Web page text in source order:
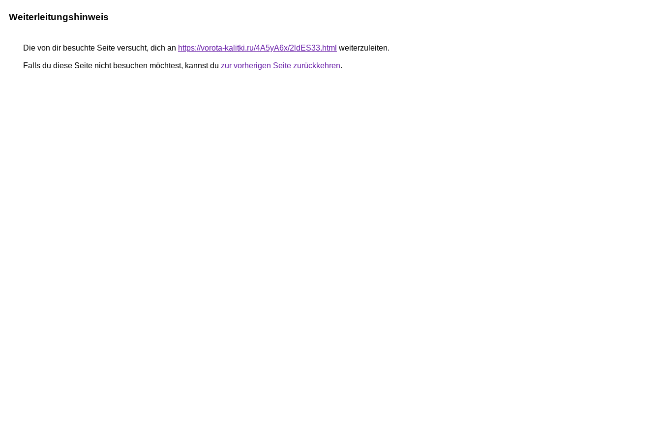
Weiterleitungshinweis
Die von dir besuchte Seite versucht, dich an https://vorota-kalitki.ru/4A5yA6x/2ldES33.html weiterzuleiten.
Falls du diese Seite nicht besuchen möchtest, kannst du zur vorherigen Seite zurückkehren.